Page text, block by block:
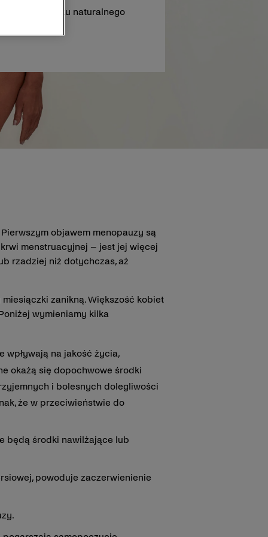
się w wyniku naturalnego
leków.
objawem menopauzy są
menstruacyjnej – jest jej więcej
rzadziej niż dotychczas, aż
zanikną. Większość kobiet
wymieniamy kilka
wpływają na jakość życia,
okażą się dopochwowe środki
i bolesnych dolegliwości
że w przeciwieństwie do
będą środki nawilżające lub
powoduje zaczerwienienie